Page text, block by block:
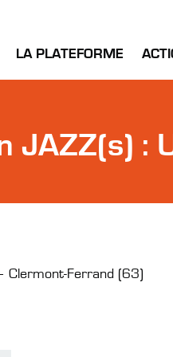
LA PLATEFORME
JAZZ(s) :
Clermont-Ferrand (63)